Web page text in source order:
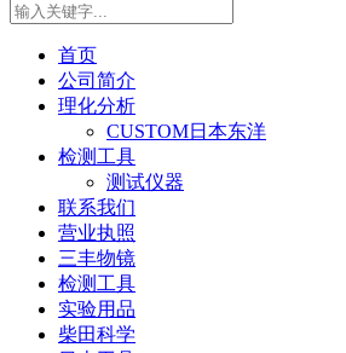
首页
公司简介
理化分析
CUSTOM日本东洋
检测工具
测试仪器
联系我们
营业执照
三丰物镜
检测工具
实验用品
柴田科学